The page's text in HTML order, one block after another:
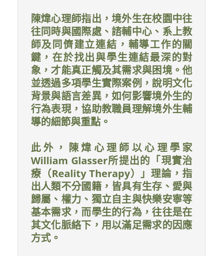
陳煒心理師指出，境外生在校園中往
往同時與國際處、諮輔中心、系上教
師及同儕建立連結，輔導工作的關
鍵，在於找出與學生連結最深的對
象，才能真正觸及其需求與困境。他
並透過多項學生實際案例，說明文化
背景與語言差異，如何影響境外生的
行為表現，協助教職員理解境外生輔
導的細節與重點。
此外，陳煒心理師以心理學家
William Glasser所提出的「現實治
療（Reality Therapy）」理論，指
出人類不分國籍，皆具有生存、愛與
歸屬、權力、獨立自主與快樂安寧等
基本需求，而學生的行為，往往是在
其文化脈絡下，用以滿足需求的因應
方式。